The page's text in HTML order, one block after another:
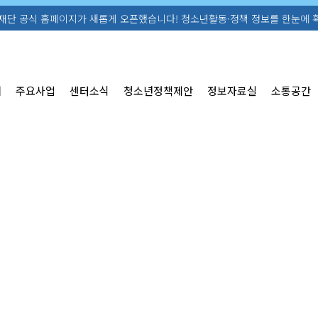
새롭게 오픈했습니다! 청소년활동·정책 정보를 한눈에 확인해보세요. ☎
주요사업 센터소식 청소년정책제안 정보자료실 소통공간